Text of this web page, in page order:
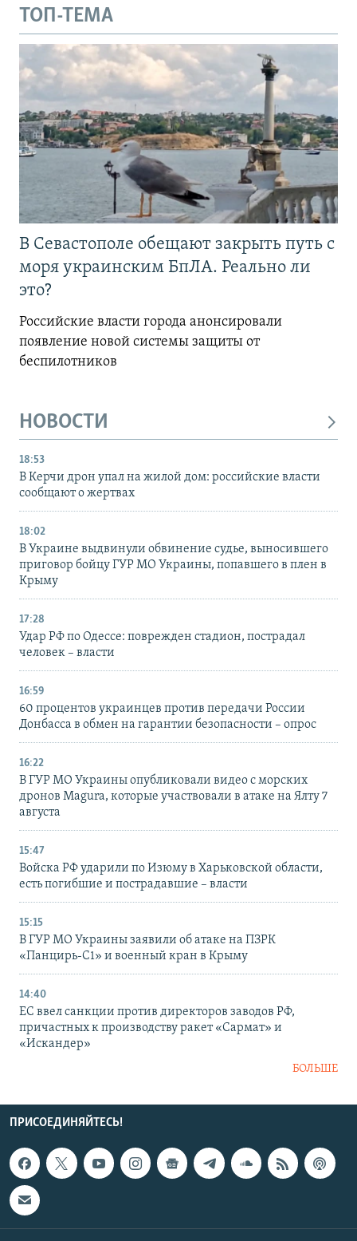
ТОП-ТЕМА
В Севастополе обещают закрыть путь с
моря украинским БпЛА. Реально ли
это?
Российские власти города анонсировали
появление новой системы защиты от
беспилотников
НОВОСТИ
18:53
В Керчи дрон упал на жилой дом: российские власти
сообщают о жертвах
18:02
В Украине выдвинули обвинение судье, выносившего
приговор бойцу ГУР МО Украины, попавшего в плен в
Крыму
17:28
Удар РФ по Одессе: поврежден стадион, пострадал
человек – власти
16:59
60 процентов украинцев против передачи России
Донбасса в обмен на гарантии безопасности – опрос
16:22
В ГУР МО Украины опубликовали видео с морских
дронов Magura, которые участвовали в атаке на Ялту 7
августа
15:47
Войска РФ ударили по Изюму в Харьковской области,
есть погибшие и пострадавшие – власти
15:15
В ГУР МО Украины заявили об атаке на ПЗРК
«Панцирь-С1» и военный кран в Крыму
14:40
ЕС ввел санкции против директоров заводов РФ,
причастных к производству ракет «Сармат» и
«Искандер»
БОЛЬШЕ
ПРИСОЕДИНЯЙТЕСЬ!